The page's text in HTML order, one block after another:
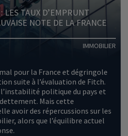
TAUX D’EMPRUNT
NOTE DE LA FRANCE
IMMOBILIER
pour la France et dégringole
suite à l’évaluation de Fitch.
politique du pays et
Mais cette
avoir des répercussions sur les
alors que l’équilibre actuel